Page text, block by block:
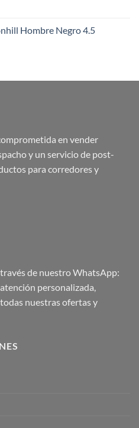
Hombre Negro 4.5
en vender
y un servicio de post-
para corredores y
de nuestro WhatsApp:
personalizada,
nuestras ofertas y